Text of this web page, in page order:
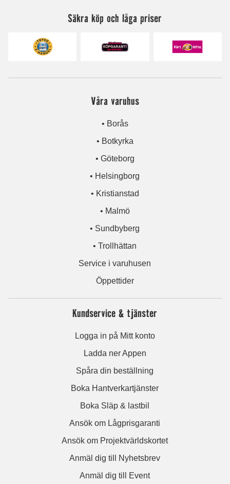
Säkra köp och låga priser
Våra varuhus
• Borås
• Botkyrka
• Göteborg
• Helsingborg
• Kristianstad
• Malmö
• Sundbyberg
• Trollhättan
Service i varuhusen
Öppettider
Kundservice & tjänster
Logga in på Mitt konto
Ladda ner Appen
Spåra din beställning
Boka Hantverkartjänster
Boka Släp & lastbil
Ansök om Lågprisgaranti
Ansök om Projektvärldskortet
Anmäl dig till Nyhetsbrev
Anmäl dig till Event